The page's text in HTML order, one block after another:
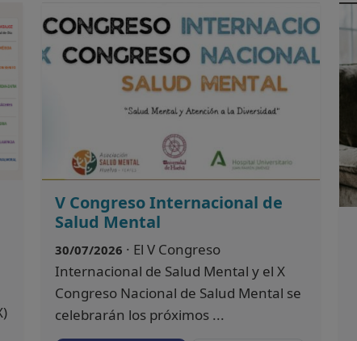
V Congreso Internacional de
Salud Mental
30/07/2026 · El V Congreso
Internacional de Salud Mental y el X
Congreso Nacional de Salud Mental se
celebrarán los próximos ...